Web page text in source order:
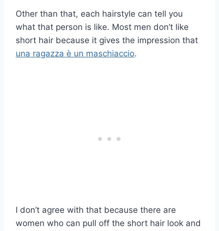
Other than that, each hairstyle can tell you
what that person is like. Most men don’t like
short hair because it gives the impression that
una ragazza è un maschiaccio.
I don’t agree with that because there are
women who can pull off the short hair look and